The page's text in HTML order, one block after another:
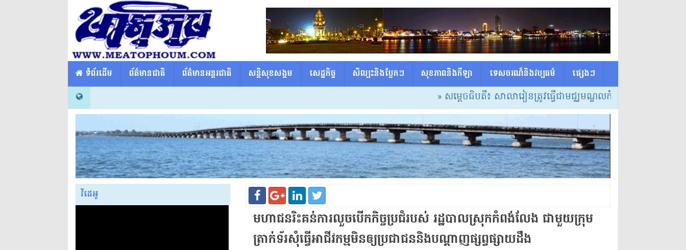
​​ ទំព័រដើម ព័ត៌មានជាតិ ព័ត៌មានអន្តរជាតិ សន្តិសុខសង្គម សេដ្ឋកិច្ច សិល្បះនិងប្លែកៗ សុខភាពនិងកីឡា ទេសចរណ៏និងវប្បធម៌ ផ្សេង​ៗ
» សម្ដេចធិបតី៖ សាលារៀនត្រូវធ្វើជាមជ្ឈមណ្ឌលកំណត់វិធីសាស្ត្របង្រ
វីដេអូ
មហាជន​រិះគន់​ការលួចបើក​កិច្ចប្រជំ​របស់​ ​រដ្ឋបាល​ស្រុក​កំពង់លែង ជាមួយ​ក្រុម​
ត្រាក់ទ័រ​សុំ​ធ្វើ​អាជីវកម្ម​មិន​ឲ្យ​ប្រជាជន​និង​បណ្ដាញ​ផ្សព្វផ្សាយ​ដឹង​